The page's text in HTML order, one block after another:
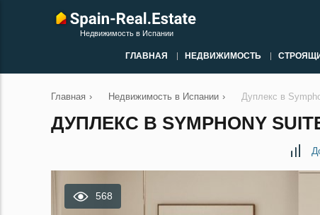
Недвижимость в Испании
ГЛАВНАЯ НЕДВИЖИМОСТЬ
Главная › Недвижимость в Испании › Дуплекс в
ДУПЛЕКС В SYMPHONY
568